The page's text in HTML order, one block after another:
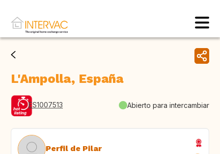
L'Ampolla, España
ES1007513 Abierto para intercambiar
Perfil de Pilar